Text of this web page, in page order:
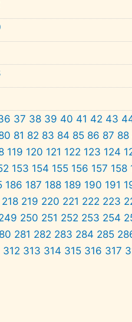
37 38 39 40 41 42 43
81 82 83 84 85 86 87 88
119 120 121 122 123 124
153 154 155 156 157 158
186 187 188 189 190 191
218 219 220 221 222 223
250 251 252 253 254
281 282 283 284 285
312 313 314 315 316 317